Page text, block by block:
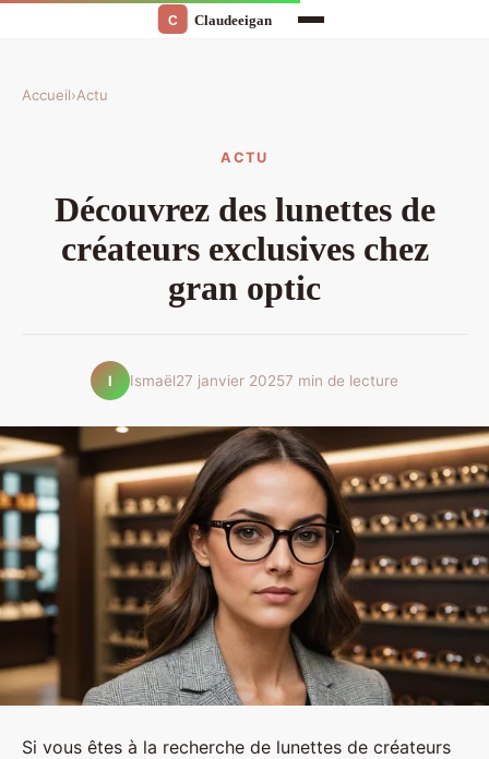
Accueil›Actu
ACTU
Découvrez des lunettes de
créateurs exclusives chez
gran optic
I Ismaël27 janvier 20257 min de lecture
Si vous êtes à la recherche de lunettes de créateurs